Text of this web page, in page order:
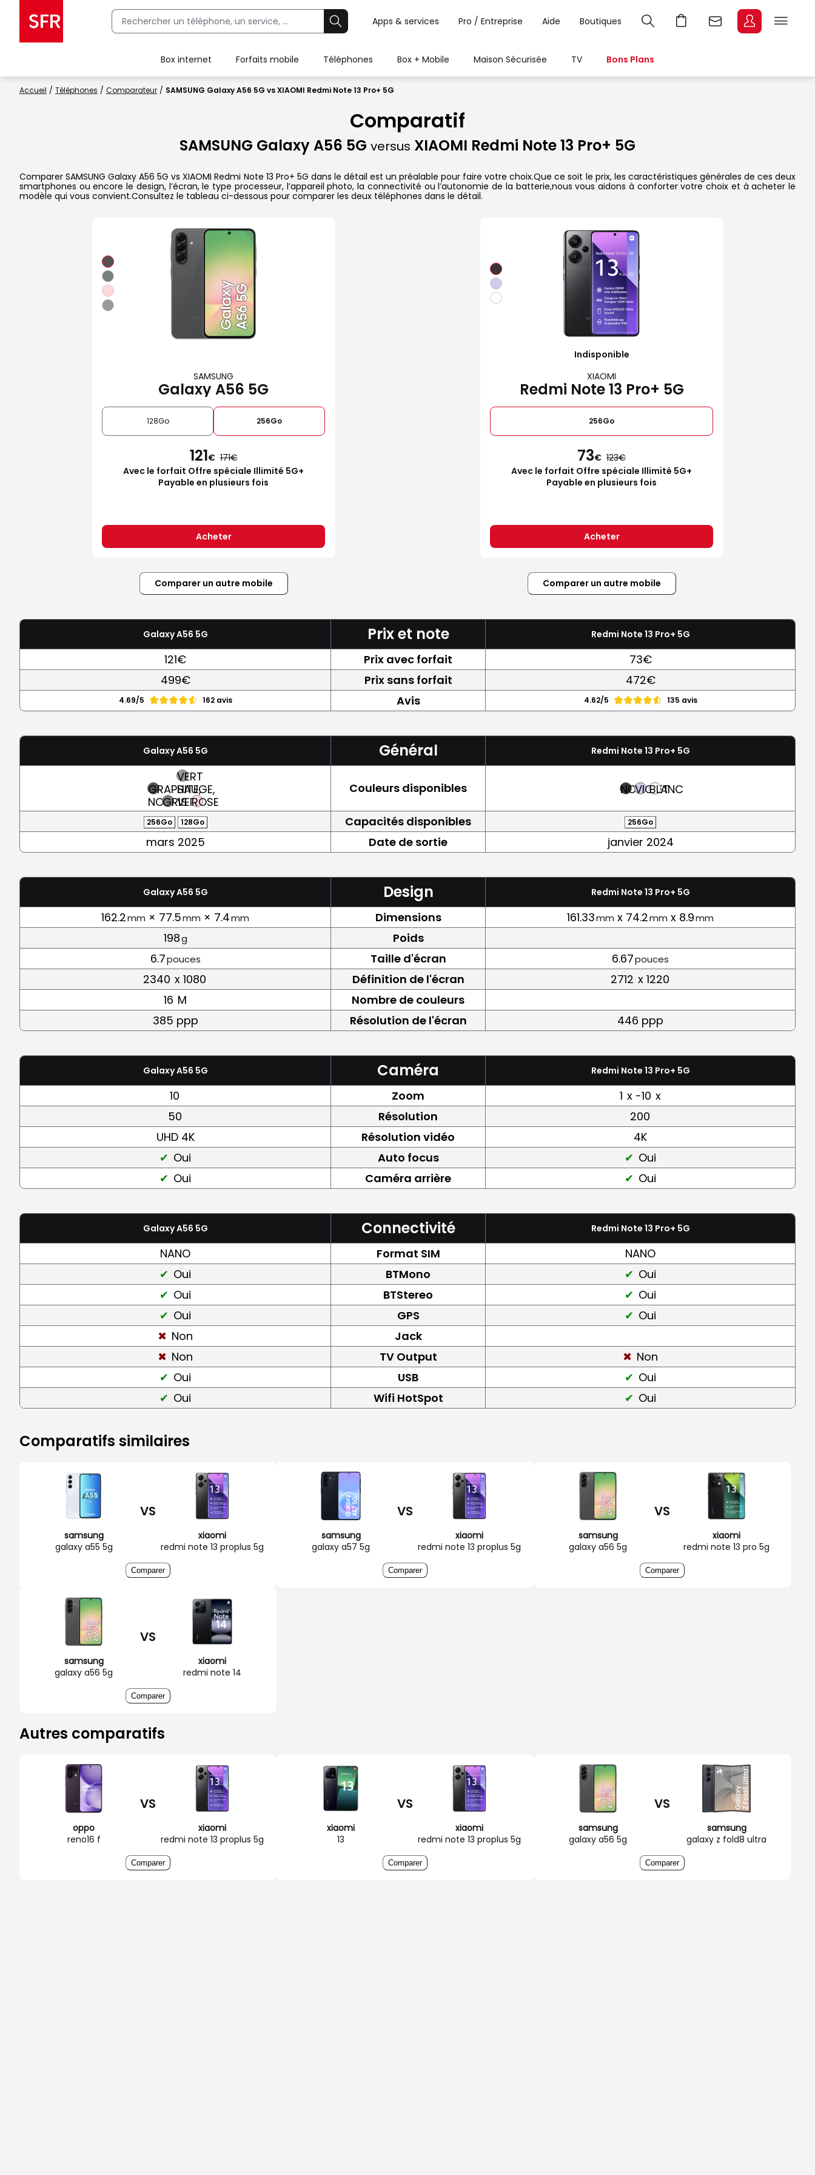
Apps & services Pro / Entreprise Aide Boutiques
Box internet Forfaits mobile Téléphones Box + Mobile Maison Sécurisée TV Bons Plans
Accueil Téléphones Comparateur SAMSUNG Galaxy A56 5G vs XIAOMI Redmi Note 13 Pro+ 5G
Comparatif
SAMSUNG Galaxy A56 5G versus XIAOMI Redmi Note 13 Pro+ 5G
Comparer SAMSUNG Galaxy A56 5G vs XIAOMI Redmi Note 13 Pro+ 5G dans le détail est un préalable pour faire votre choix.Que ce soit le prix, les caractéristiques générales de ces deux
smartphones ou encore le design, l’écran, le type processeur, l’appareil photo, la connectivité ou l’autonomie de la batterie,nous vous aidons à conforter votre choix et à acheter le
modèle qui vous convient.Consultez le tableau ci-dessous pour comparer les deux téléphones dans le détail.
SAMSUNG
Galaxy A56 5G
128Go 256Go
121€ 171
Avec le forfait Offre spéciale Illimité 5G+
Payable en plusieurs fois
Acheter
Indisponible
XIAOMI
Redmi Note 13 Pro+ 5G
256Go
73€ 123
Avec le forfait Offre spéciale Illimité 5G+
Payable en plusieurs fois
Acheter
Comparer un autre mobile Comparer un autre mobile
Galaxy A56 5G Prix et note Redmi Note 13 Pro+ 5G
121€ Prix avec forfait
73€
499€
Prix sans forfait 472€
4.69/5 162 avis Avis 4.62/5 135 avis
Galaxy A56 5G Général Redmi Note 13 Pro+ 5G
GRAPHITE,
NOIRGRIS
VERT
SAUGE,
VERTROSE
Couleurs disponibles NOIRVIOLET
BLANC
256Go 128Go Capacités disponibles 256Go
mars 2025 Date de sortie janvier 2024
Galaxy A56 5G Design Redmi Note 13 Pro+ 5G
162.2mm × 77.5mm × 7.4mm Dimensions 161.33mm x 74.2mm x 8.9mm
198g
Poids
6.7pouces Taille d'écran 6.67pouces
2340 x 1080 Définition de l'écran 2712 x 1220
16 M
Nombre de couleurs
385 ppp
Résolution de l'écran 446 ppp
Galaxy A56 5G Caméra Redmi Note 13 Pro+ 5G
10 Zoom 1 x -10 x
50
Résolution
200
UHD 4K
Résolution vidéo
4K
Oui
Auto focus
Oui
Oui
Caméra arrière Oui
Galaxy A56 5G Connectivité Redmi Note 13 Pro+ 5G
NANO Format SIM
NANO
Oui
BTMono
Oui
Oui
BTStereo
Oui
Oui
GPS
Oui
Non
Jack
Non
TV Output
Non
Oui
USB
Oui
Oui
Wifi HotSpot Oui
Comparatifs similaires
samsung
galaxy a55 5g
VS
xiaomi
redmi note 13 proplus 5g
Comparer
samsung
galaxy a57 5g
VS
xiaomi
redmi note 13 proplus 5g
Comparer
samsung
galaxy a56 5g
VS
xiaomi
redmi note 13 pro 5g
Comparer
samsung
galaxy a56 5g
VS
xiaomi
redmi note 14
Comparer
Autres comparatifs
oppo
reno16 f
VS
xiaomi
redmi note 13 proplus 5g
Comparer
xiaomi
13
VS
xiaomi
redmi note 13 proplus 5g
Comparer
samsung
galaxy a56 5g
VS
samsung
galaxy z fold8 ultra
Comparer